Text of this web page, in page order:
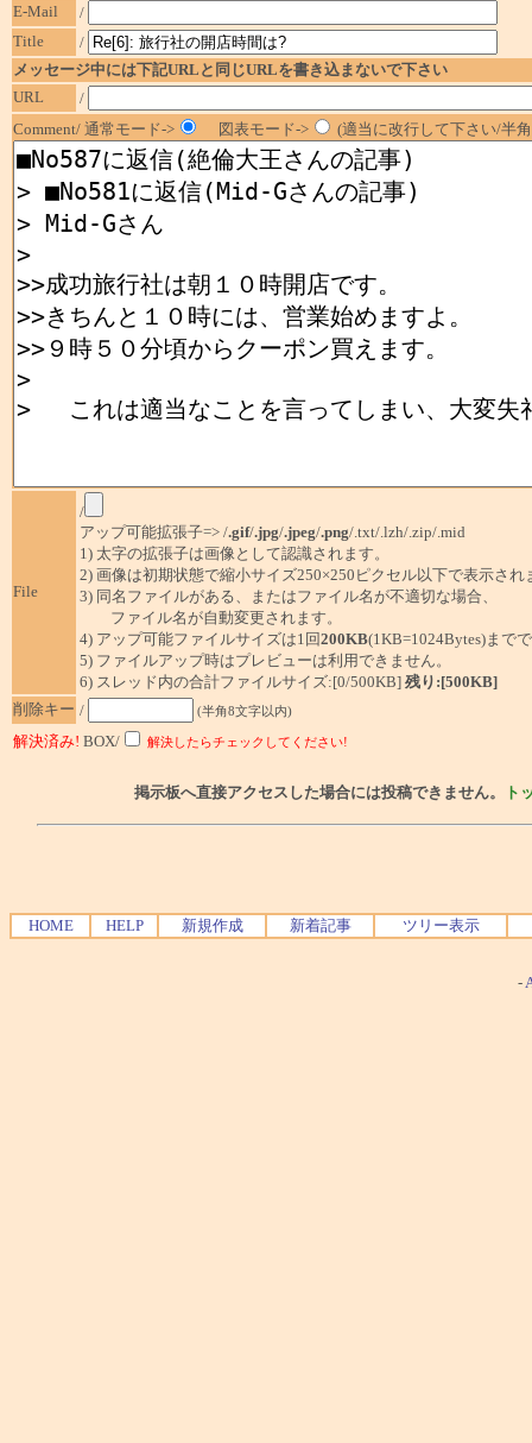
E-Mail
/
Title
/
メッセージ中には下記URLと同じURLを書き込まないで下さい
URL
/
Comment/ 通常モード->
図表モード-> (適当に改行して下さい/半
File
/
アップ可能拡張子=> /.gif/.jpg/.jpeg/.png/.txt/.lzh/.zip/.mid
1) 太字の拡張子は画像として認識されます。
2) 画像は初期状態で縮小サイズ250×250ピクセル以下で表示され
3) 同名ファイルがある、またはファイル名が不適切な場合、
ファイル名が自動変更されます。
4) アップ可能ファイルサイズは1回200KB(1KB=1024Bytes)まで
5) ファイルアップ時はプレビューは利用できません。
6) スレッド内の合計ファイルサイズ:[0/500KB] 残り:[500KB]
削除キー / (半角8文字以内)
解決済み! BOX/ 解決したらチェックしてください!
掲示板へ直接アクセスした場合には投稿できません。 ト
HOME HELP 新規作成 新着記事 ツリー表示
-